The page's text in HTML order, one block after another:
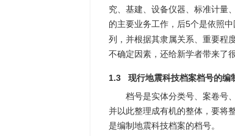
究、基建、设备仪器、标准计量
的主要业务工作，后5个是依照
列，并根据其隶属关系、重要程
不确定因素，还给新学者带来了
1.3 现行地震科技档案档号的编
档号是实体分类号、案卷号
并以此整理成有机的整体，要将
是编制地震科技档案的档号。